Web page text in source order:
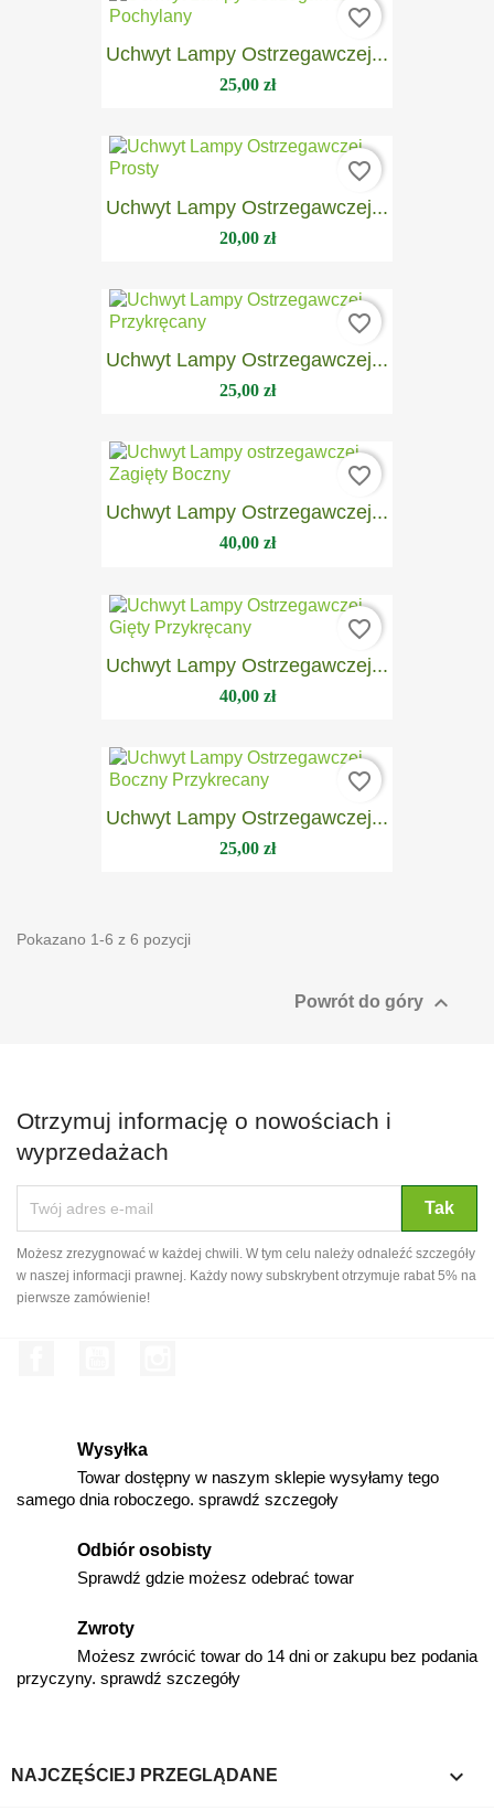
Uchwyt Lampy Ostrzegawczej...
25,00 zł
favorite_border
Uchwyt Lampy Ostrzegawczej...
20,00 zł
favorite_border
Uchwyt Lampy Ostrzegawczej...
25,00 zł
favorite_border
Uchwyt Lampy Ostrzegawczej...
40,00 zł
favorite_border
Uchwyt Lampy Ostrzegawczej...
40,00 zł
favorite_border
Uchwyt Lampy Ostrzegawczej...
25,00 zł
favorite_border
Pokazano 1-6 z 6 pozycji
Powrót do góry 
Otrzymuj informację o nowościach i
wyprzedażach
Możesz zrezygnować w każdej chwili. W tym celu należy odnaleźć szczegóły
w naszej informacji prawnej. Każdy nowy subskrybent otrzymuje rabat 5% na
pierwsze zamówienie!
Wysyłka
Towar dostępny w naszym sklepie wysyłamy tego
samego dnia roboczego. sprawdź szczegoły
Odbiór osobisty
Sprawdź gdzie możesz odebrać towar
Zwroty
Możesz zwrócić towar do 14 dni or zakupu bez podania
przyczyny. sprawdź szczegóły
NAJCZĘŚCIEJ PRZEGLĄDANE 